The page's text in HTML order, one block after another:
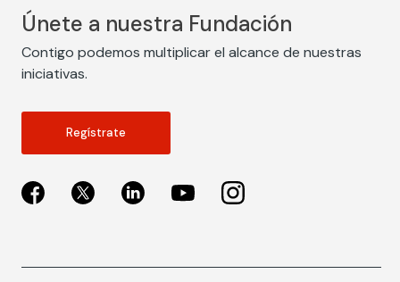
Únete a nuestra Fundación
Contigo podemos multiplicar el alcance de nuestras
iniciativas.
Regístrate